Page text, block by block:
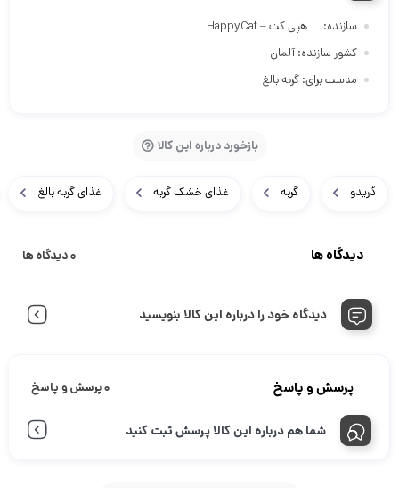
سازنده
هپی کت – HappyCat
کشور سازنده آلمان
مناسب برای گربه بالغ
بازخورد درباره این کالا
دُریدو گربه غذای خشک گربه غذای گربه بالغ
دیدگاه ها 0 دیدگاه ها
دیدگاه خود را درباره این کالا بنویسید
پرسش و پاسخ 0 پرسش و پاسخ
شما هم درباره این کالا پرسش ثبت کنید